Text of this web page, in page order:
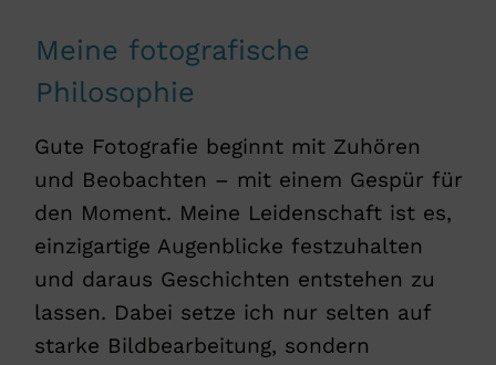
Meine fotografische
Philosophie
Gute Fotografie beginnt mit Zuhören
und Beobachten – mit einem Gespür für
den Moment. Meine Leidenschaft ist es,
einzigartige Augenblicke festzuhalten
und daraus Geschichten entstehen zu
lassen. Dabei setze ich nur selten auf
starke Bildbearbeitung, sondern